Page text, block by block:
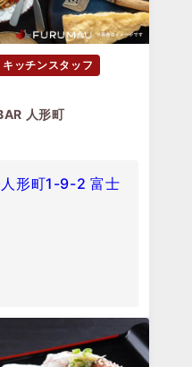
ッチンスタッフ
人形町
形町1-9-2 富士